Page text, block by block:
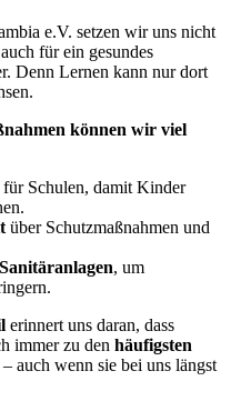
e.V. setzen wir uns nicht
für ein gesundes
Denn Lernen kann nur dort
können wir viel
für Schulen, damit Kinder
über Schutzmaßnahmen und
, um
erinnert uns daran, dass
immer zu den häufigsten
– auch wenn sie bei uns längst